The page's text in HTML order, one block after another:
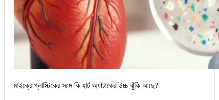
মাইক্রোপ্লাস্টিকের সঙ্গে কি হার্ট অ্যাটাকের উচ্চ ঝুঁকি আছে?